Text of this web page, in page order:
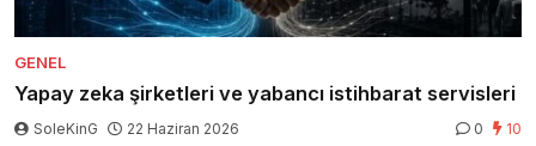
GENEL
Yapay zeka şirketleri ve yabancı istihbarat servisleri
SoleKinG 22 Haziran 2026 0 10